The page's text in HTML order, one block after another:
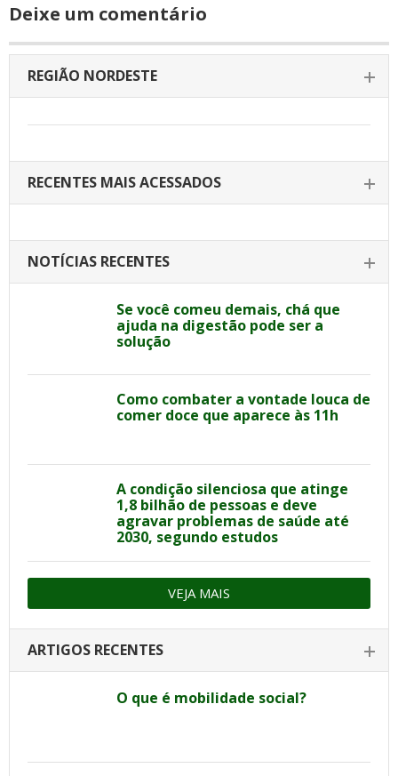
Deixe um comentário
REGIÃO NORDESTE
RECENTES MAIS ACESSADOS
NOTÍCIAS RECENTES
Se você comeu demais, chá que
ajuda na digestão pode ser a
solução
Como combater a vontade louca de
comer doce que aparece às 11h
A condição silenciosa que atinge
1,8 bilhão de pessoas e deve
agravar problemas de saúde até
2030, segundo estudos
VEJA MAIS
ARTIGOS RECENTES
O que é mobilidade social?